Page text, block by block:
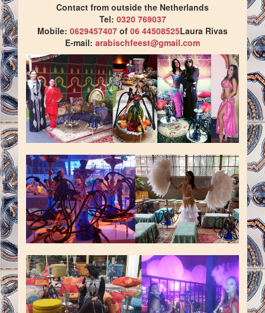
Contact from outside the Netherlands
Tel: 0320 769037
Mobile: 0629457407 of 06 44508525Laura Rivas
E-mail: arabischfeest@gmail.com